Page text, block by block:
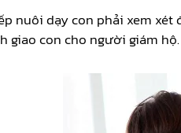
nuôi dạy con phải xem
giao con cho người giám hộ.